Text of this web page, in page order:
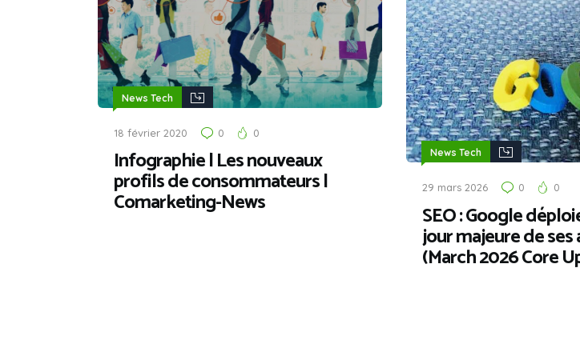
News Tech
18 février 2020 0 0
Infographie | Les nouveaux
profils de consommateurs |
Comarketing-News
News Tech
29 mars 2026 0 0
SEO : Google
jour majeure de
(March 2026 Core